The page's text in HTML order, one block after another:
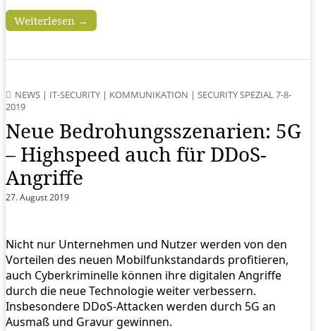
Weiterlesen →
NEWS | IT-SECURITY | KOMMUNIKATION | SECURITY SPEZIAL 7-8-
2019
Neue Bedrohungsszenarien: 5G
– Highspeed auch für DDoS-
Angriffe
27. August 2019
Nicht nur Unternehmen und Nutzer werden von den
Vorteilen des neuen Mobilfunkstandards profitieren,
auch Cyberkriminelle können ihre digitalen Angriffe
durch die neue Technologie weiter verbessern.
Insbesondere DDoS-Attacken werden durch 5G an
Ausmaß und Gravur gewinnen.